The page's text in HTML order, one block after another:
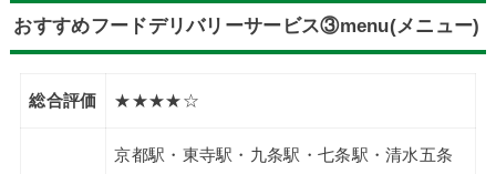
おすすめフードデリバリーサービス③menu(メニュー)
総合評価 ★★★★☆
京都駅・東寺駅・九条駅・七条駅・清水五条